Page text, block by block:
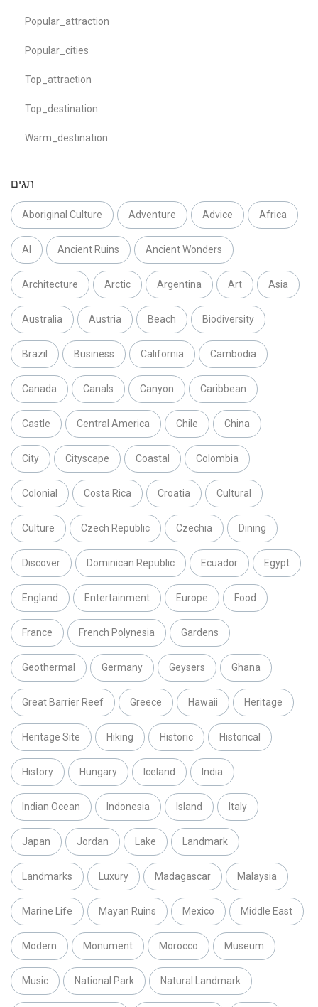
Popular_attraction
Popular_cities
Top_attraction
Top_destination
Warm_destination
תגים
Aboriginal Culture Adventure Advice Africa
AI Ancient Ruins Ancient Wonders
Architecture Arctic Argentina Art Asia
Australia Austria Beach Biodiversity
Brazil Business California Cambodia
Canada Canals Canyon Caribbean
Castle Central America Chile China
City Cityscape Coastal Colombia
Colonial Costa Rica Croatia Cultural
Culture Czech Republic Czechia Dining
Discover Dominican Republic Ecuador Egypt
England Entertainment Europe Food
France French Polynesia Gardens
Geothermal Germany Geysers Ghana
Great Barrier Reef Greece Hawaii Heritage
Heritage Site Hiking Historic Historical
History Hungary Iceland India
Indian Ocean Indonesia Island Italy
Japan Jordan Lake Landmark
Landmarks Luxury Madagascar Malaysia
Marine Life Mayan Ruins Mexico Middle East
Modern Monument Morocco Museum
Music National Park Natural Landmark